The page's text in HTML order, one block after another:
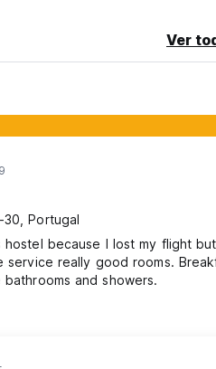
Ver
30, Portugal
because I lost my flight
service really good rooms.
and showers.